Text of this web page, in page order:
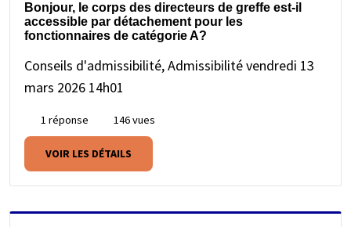
Bonjour, le corps des directeurs de greffe est-il
accessible par détachement pour les
fonctionnaires de catégorie A?
Conseils d'admissibilité, Admissibilitévendredi 13
mars 2026 14h01
1 réponse 146 vues
VOIR LES DÉTAILS